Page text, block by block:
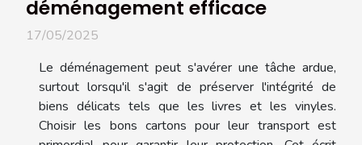
déménagement efficace
17/05/2025
Le déménagement peut s'avérer une tâche ardue,
surtout lorsqu'il s'agit de préserver l'intégrité de
biens délicats tels que les livres et les vinyles.
Choisir les bons cartons pour leur transport est